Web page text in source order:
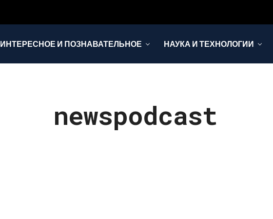
ИНТЕРЕСНОЕ И ПОЗНАВАТЕЛЬНОЕ НАУКА И ТЕХНОЛОГИИ
newspodcast